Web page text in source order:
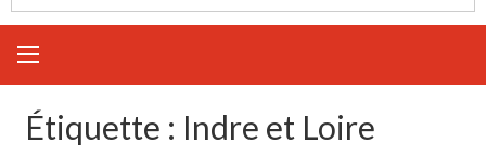
Étiquette : Indre et Loire